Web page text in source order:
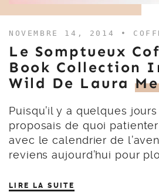
NOVEMBRE 14, 2014 •
Le Somptueux
Book Collection
Wild De Laura
Puisqu’il y a quelques
proposais de quoi patienter
avec le calendrier de
reviens aujourd’hui pour
LIRE LA SUITE